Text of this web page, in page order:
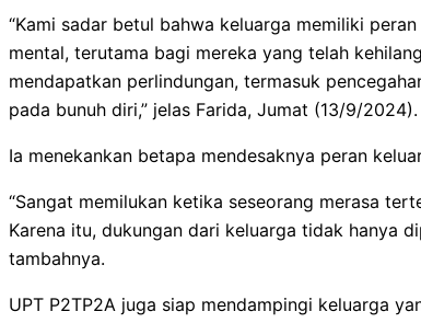
“Kami sadar betul bahwa keluarga memiliki
mental, terutama bagi mereka yang telah
mendapatkan perlindungan, termasuk
pada bunuh diri,” jelas Farida, Jumat (13/9/2024).
Ia menekankan betapa mendesaknya peran
“Sangat memilukan ketika seseorang merasa
Karena itu, dukungan dari keluarga tidak hanya
tambahnya.
UPT P2TP2A juga siap mendampingi keluarga